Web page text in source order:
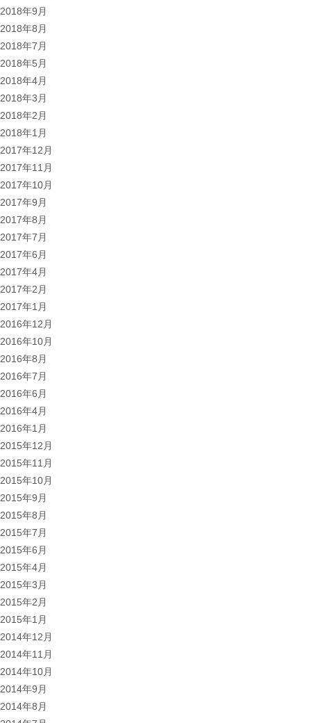
2018年9月
2018年8月
2018年7月
2018年5月
2018年4月
2018年3月
2018年2月
2018年1月
2017年12月
2017年11月
2017年10月
2017年9月
2017年8月
2017年7月
2017年6月
2017年4月
2017年2月
2017年1月
2016年12月
2016年10月
2016年8月
2016年7月
2016年6月
2016年4月
2016年1月
2015年12月
2015年11月
2015年10月
2015年9月
2015年8月
2015年7月
2015年6月
2015年4月
2015年3月
2015年2月
2015年1月
2014年12月
2014年11月
2014年10月
2014年9月
2014年8月